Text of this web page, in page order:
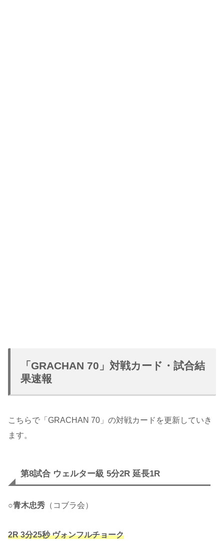
「GRACHAN 70」対戦カード・試合結
果速報
こちらで「GRACHAN 70」の対戦カードを更新していき
ます。
第8試合 ウェルター級 5分2R 延長1R
○青木忠秀 （コブラ会）
2R 3分25秒 ヴォンフルチョーク